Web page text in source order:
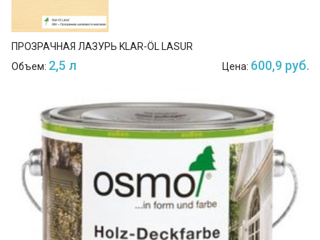
ПРОЗРАЧНАЯ ЛАЗУРЬ KLAR-ÖL LASUR
Объем: 2,5 л Цена: 600,9 руб.